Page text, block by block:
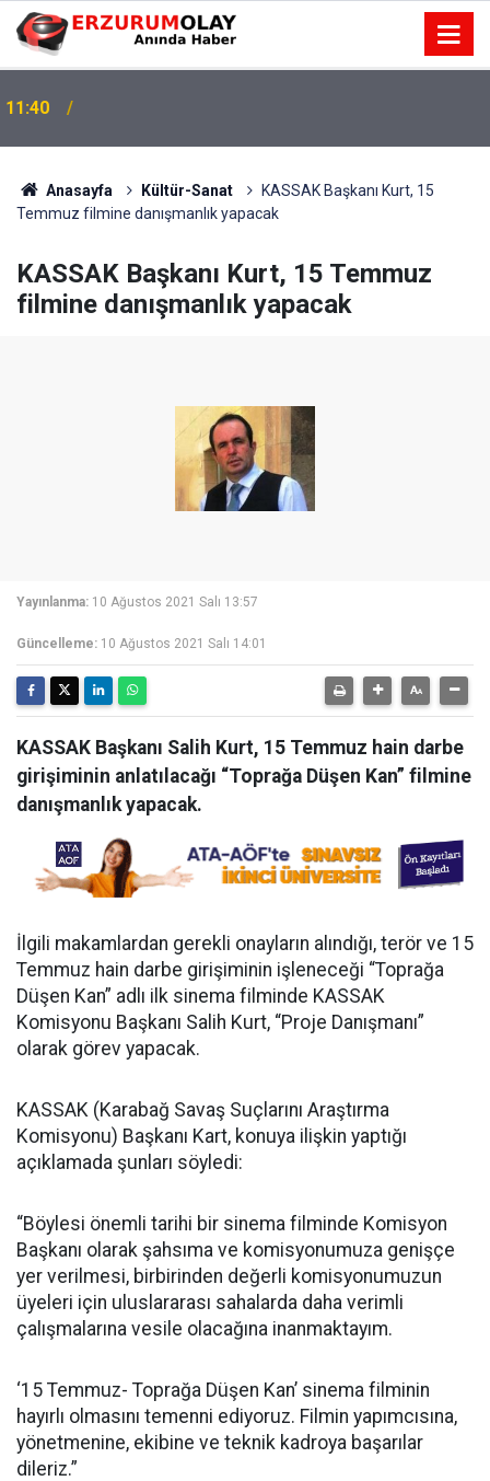
11:40
Anasayfa Kültür-Sanat
KASSAK Başkanı Kurt, 15
Temmuz filmine danışmanlık yapacak
KASSAK Başkanı Kurt, 15 Temmuz
filmine danışmanlık yapacak
Yayınlanma: 10 Ağustos 2021 Salı 13:57
Güncelleme: 10 Ağustos 2021 Salı 14:01
KASSAK Başkanı Salih Kurt, 15 Temmuz hain darbe
girişiminin anlatılacağı “Toprağa Düşen Kan” filmine
danışmanlık yapacak.
İlgili makamlardan gerekli onayların alındığı, terör ve 15
Temmuz hain darbe girişiminin işleneceği “Toprağa
Düşen Kan” adlı ilk sinema filminde KASSAK
Komisyonu Başkanı Salih Kurt, “Proje Danışmanı”
olarak görev yapacak.
KASSAK (Karabağ Savaş Suçlarını Araştırma
Komisyonu) Başkanı Kart, konuya ilişkin yaptığı
açıklamada şunları söyledi:
“Böylesi önemli tarihi bir sinema filminde Komisyon
Başkanı olarak şahsıma ve komisyonumuza genişçe
yer verilmesi, birbirinden değerli komisyonumuzun
üyeleri için uluslararası sahalarda daha verimli
çalışmalarına vesile olacağına inanmaktayım.
‘15 Temmuz- Toprağa Düşen Kan’ sinema filminin
hayırlı olmasını temenni ediyoruz. Filmin yapımcısına,
yönetmenine, ekibine ve teknik kadroya başarılar
dileriz.”